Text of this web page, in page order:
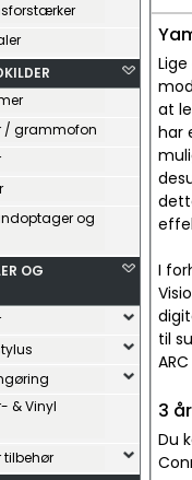
/ grammofon
og
OG
& Vinyl
tilbehør
at
har
I
til
3
Du